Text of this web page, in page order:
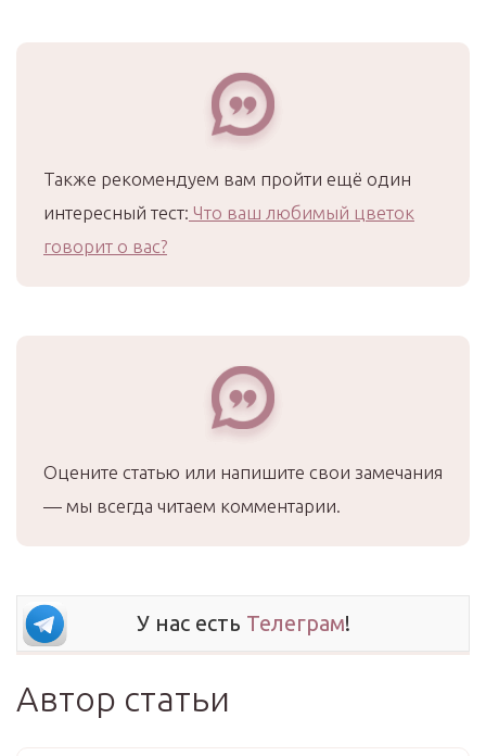
Также рекомендуем вам пройти ещё один
интересный тест: Что ваш любимый цветок
говорит о вас?
Оцените статью или напишите свои замечания
— мы всегда читаем комментарии.
У нас есть Телеграм!
Автор статьи